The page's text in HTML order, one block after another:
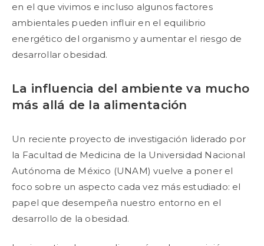
en el que vivimos e incluso algunos factores
ambientales pueden influir en el equilibrio
energético del organismo y aumentar el riesgo de
desarrollar obesidad.
La influencia del ambiente va mucho
más allá de la alimentación
Un reciente proyecto de investigación liderado por
la Facultad de Medicina de la Universidad Nacional
Autónoma de México (UNAM) vuelve a poner el
foco sobre un aspecto cada vez más estudiado: el
papel que desempeña nuestro entorno en el
desarrollo de la obesidad.